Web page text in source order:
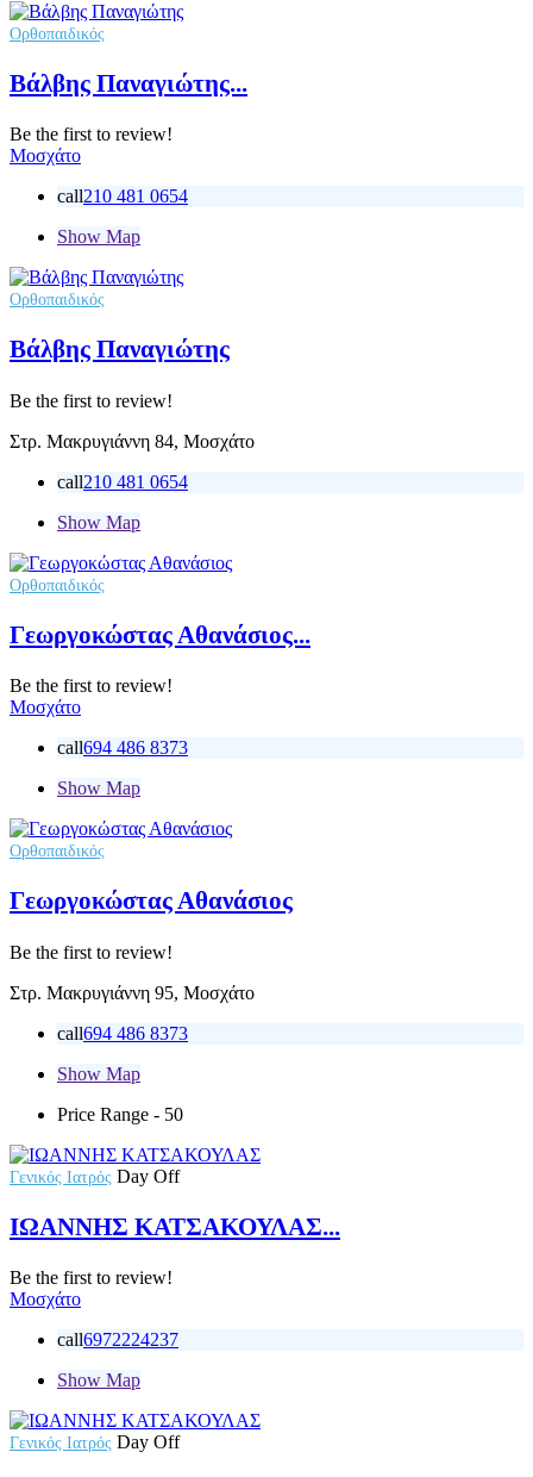
Ορθοπαιδικός
Βάλβης Παναγιώτης...
Be the first to review!
Μοσχάτο
call210 481 0654
Show Map
Ορθοπαιδικός
Βάλβης Παναγιώτης
Be the first to review!
Στρ. Μακρυγιάννη 84, Μοσχάτο
call210 481 0654
Show Map
Ορθοπαιδικός
Γεωργοκώστας Αθανάσιος...
Be the first to review!
Μοσχάτο
call694 486 8373
Show Map
Ορθοπαιδικός
Γεωργοκώστας Αθανάσιος
Be the first to review!
Στρ. Μακρυγιάννη 95, Μοσχάτο
call694 486 8373
Show Map
Price Range - 50
Γενικός Ιατρός Day Off
ΙΩΑΝΝΗΣ ΚΑΤΣΑΚΟΥΛΑΣ...
Be the first to review!
Μοσχάτο
call6972224237
Show Map
Γενικός Ιατρός Day Off